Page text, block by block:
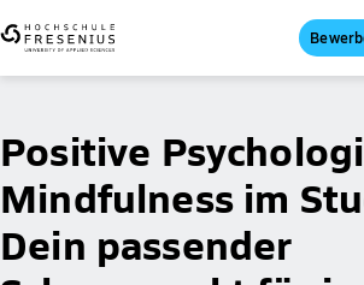
Positive
Mindfulness im
Dein passender